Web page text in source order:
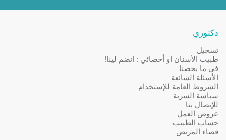
دكتوري
تسجيل
طبيب الأسنان او أخصائي : انضم لينا!
في ما يخصنا
الأسئلة الشائعة
الشروط العامة للإستخدام
سياسة السرية
للإتصال بنا
عروض العمل
حساب الطبيب
فضاء المريض